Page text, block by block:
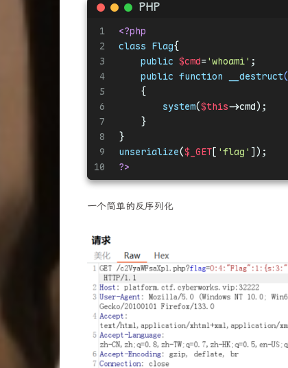
PHP
1
2
3
4
5
6
7
8
9
10
<?php
class Flag{
public $cmd='whoami' ;
public function __destruct(
{
system($this->cmd);
    }
}
unserialize($_GET[ 'flag' ]);
?>
一个简单的反序列化